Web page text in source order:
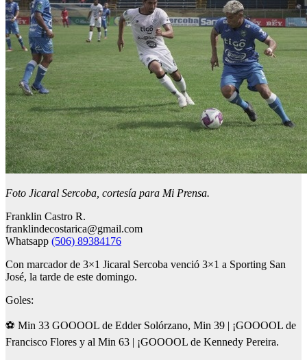
Foto Jicaral Sercoba, cortesía para Mi Prensa.
Franklin Castro R.
franklindecostarica@gmail.com
Whatsapp (506) 89384176
Con marcador de 3×1 Jicaral Sercoba venció 3×1 a Sporting San
José, la tarde de este domingo.
Goles:
⚽ Min 33 GOOOOL de Edder Solórzano, Min 39 | ¡GOOOOL de
Francisco Flores y al Min 63 | ¡GOOOOL de Kennedy Pereira.